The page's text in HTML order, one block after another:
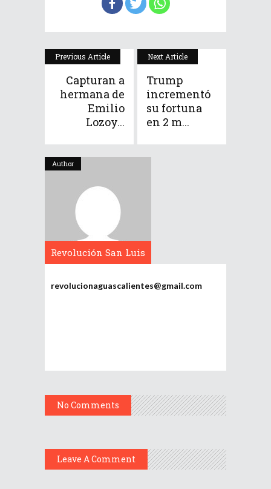
Previous Article
Capturan a
hermana de
Emilio
Lozoy...
Next Article
Trump
incrementó
su fortuna
en 2 m...
Author
Revolución San Luis
revolucionaguascalientes@gmail.com
No Comments
Leave A Comment